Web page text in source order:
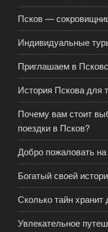
Псков —
Индивидуальные
Приглашаем в
История Пскова для
Почему вам стоит
поездки в Псков?
Добро пожаловать
Богатый своей
Сколько тайн
Увлекательное